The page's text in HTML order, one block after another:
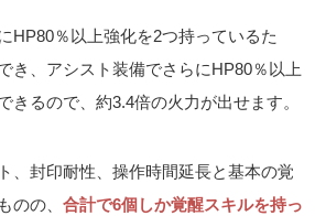
HP80％以上強化を2つ持っているた
き、アシスト装備でさらにHP80％以上
きるので、約3.4倍の火力が出せます。
、封印耐性、操作時間延長と基本の覚
のの、合計で6個しか覚醒スキルを持っ